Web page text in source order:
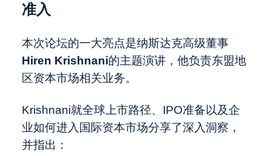
准入
本次论坛的一大亮点是纳斯达克高级董事
Hiren Krishnani的主题演讲，他负责东盟地
区资本市场相关业务。
Krishnani就全球上市路径、IPO准备以及企
业如何进入国际资本市场分享了深入洞察，
并指出：